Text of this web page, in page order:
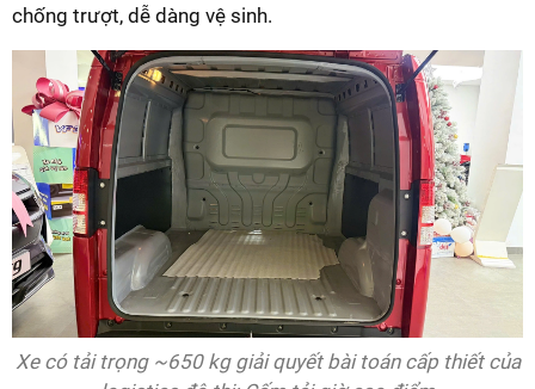
chống trượt, dễ dàng vệ sinh.
Xe có tải trọng ~650 kg giải quyết bài toán cấp thiết của